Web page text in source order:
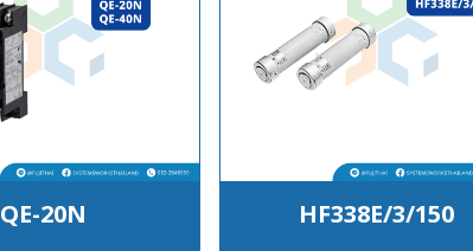
QE-20N HF338E/3/150